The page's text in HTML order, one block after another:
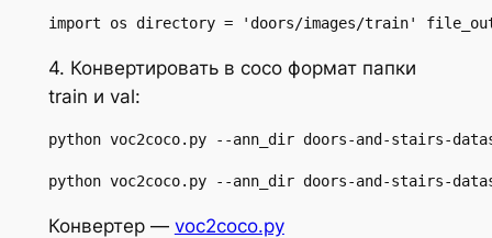
import os directory = 'doors/images/train'
4. Конвертировать в coco формат папки
train и val:
python voc2coco.py --ann_dir doors-and-stairs-
python voc2coco.py --ann_dir doors-and-stairs-
Конвертер — voc2coco.py